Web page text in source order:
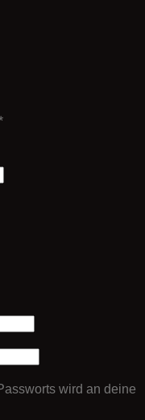
Erforderlich
wird an deine